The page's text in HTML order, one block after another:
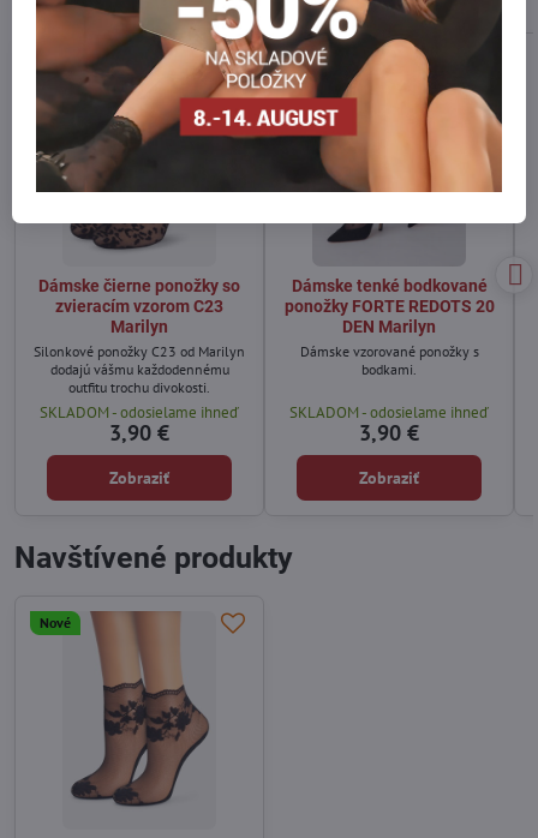
Dámske čierne ponožky so
zvieracím vzorom C23
Marilyn
Silonkové ponožky C23 od Marilyn
dodajú vášmu každodennému
outfitu trochu divokosti.
SKLADOM - odosielame ihneď
3,90 €
Zobraziť
Dámske tenké bodkované
ponožky FORTE REDOTS 20
DEN Marilyn
Dámske vzorované ponožky s
bodkami.
SKLADOM - odosielame ihneď
3,90 €
Zobraziť
Navštívené produkty
Nové